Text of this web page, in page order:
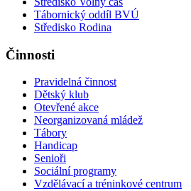
Tábornický oddíl BVÚ
Středisko Rodina
Činnosti
Pravidelná činnost
Dětský klub
Otevřené akce
Neorganizovaná mládež
Tábory
Handicap
Senioři
Sociální programy
Vzdělávací a tréninkové centrum